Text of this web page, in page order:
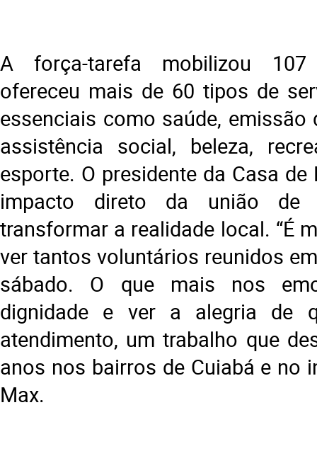
A força-tarefa mobilizou
ofereceu mais de 60 tipos de
essenciais como saúde, emissão
assistência social, beleza,
esporte. O presidente da Casa
impacto direto da união de
transformar a realidade local. “É
ver tantos voluntários reunidos
sábado. O que mais nos
dignidade e ver a alegria de
atendimento, um trabalho que
anos nos bairros de Cuiabá e no
Max.